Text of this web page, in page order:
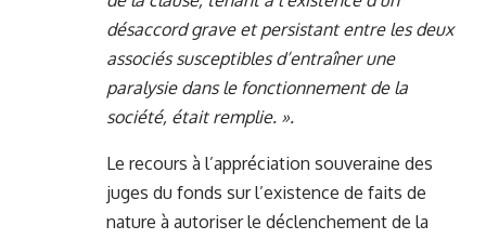
désaccord grave et persistant entre les deux
associés susceptibles d’entraîner une
paralysie dans le fonctionnement de la
société, était remplie. ».
Le recours à l’appréciation souveraine des
juges du fonds sur l’existence de faits de
nature à autoriser le déclenchement de la